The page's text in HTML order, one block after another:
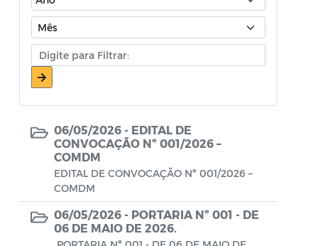
Atos Oficiais - Secretaria de Saúde
Atos Oficiais - Secretaria de Transportes
Atos Oficiais - Secretaria Municipal de
Atos Oficiais - Secretaria Municipal de
Política Social, Trabalho, Habitação,
Terceira Idade e Desenvolvimento
Autorização Para Início de Obras
06/05/2026 - EDITAL DE
CONVOCAÇÃO Nº 001/2026 –
COMDM
EDITAL DE CONVOCAÇÃO Nº 001/2026 –
COMDM
06/05/2026 - PORTARIA Nº 001 - DE
06 DE MAIO DE 2026.